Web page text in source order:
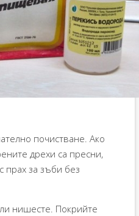
почистване. Ако
дрехи са пресни,
прах за зъби без
нишесте. Покрийте